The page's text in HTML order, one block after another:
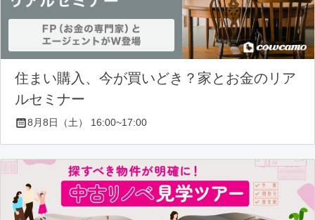
住まい購入、今が買いどき？家とお金のリア
ルセミナー
8月8日（土） 16:00~17:00